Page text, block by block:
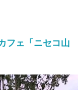
フェ「ニセコ山